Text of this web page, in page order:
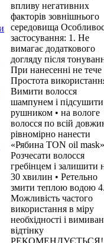
впливу негативних
факторів зовнішнього
середовища
застосування: 1. Не
вимагає додаткового
догляду після
При нанесенні не тече
Простота
Вимити волосся
шампунем і підсушити
рушником • на вологе
волосся по всій
рівномірно нанести
«Рябина TON oil
Розчесати волосся
гребінцем і залишити
30 хвилин • Ретельно
змити теплою водою
Можливість частого
використання в міру
необхідності і
відтінку
РЕКОМЕНДУЄТЬСЯ!